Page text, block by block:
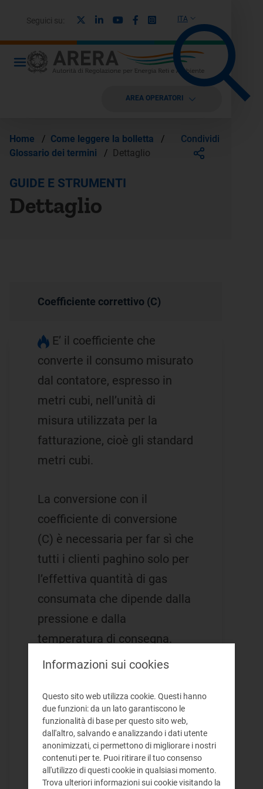
ITA
Seguici su: LinkedinYoutubeFacebook
Instagram
AREA OPERATORI
Home / Come leggere la bolletta
/
Glossario dei termini
/ Dettaglio
Condividi
GUIDE E STRUMENTI
Dettaglio
Coefficiente correttivo (C)
E’ il coefficiente che
converte il consumo misurato
dal contatore, espresso in
metri cubi, nell’unità di
misura utilizzata per la
fatturazione, cioè gli standard
metri cubi.
La conversione con il
coefficiente di conversione
(C) è necessaria per far sì che
tutti i clienti paghino solo per
l’effettiva quantità di gas
consumata che dipende dalla
pressione e dalla
temperatura di consegna.
Ad esempio, se il consumo
mc ed il valore del
coefficiente C è 1,027235, gli
standard metri cubi fatturati
saranno: 110 x 1,027235=
112,99585Smc.
Informazioni sui cookies
Questo sito web utilizza cookie. Questi hanno
due funzioni: da un lato garantiscono le
funzionalità di base per questo sito web,
dall'altro, salvando e analizzando i dati utente
anonimizzati, ci permettono di migliorare i nostri
contenuti per te. Puoi ritirare il tuo consenso
all'utilizzo di questi cookie in qualsiasi momento.
Trova ulteriori informazioni sui cookie visitando la